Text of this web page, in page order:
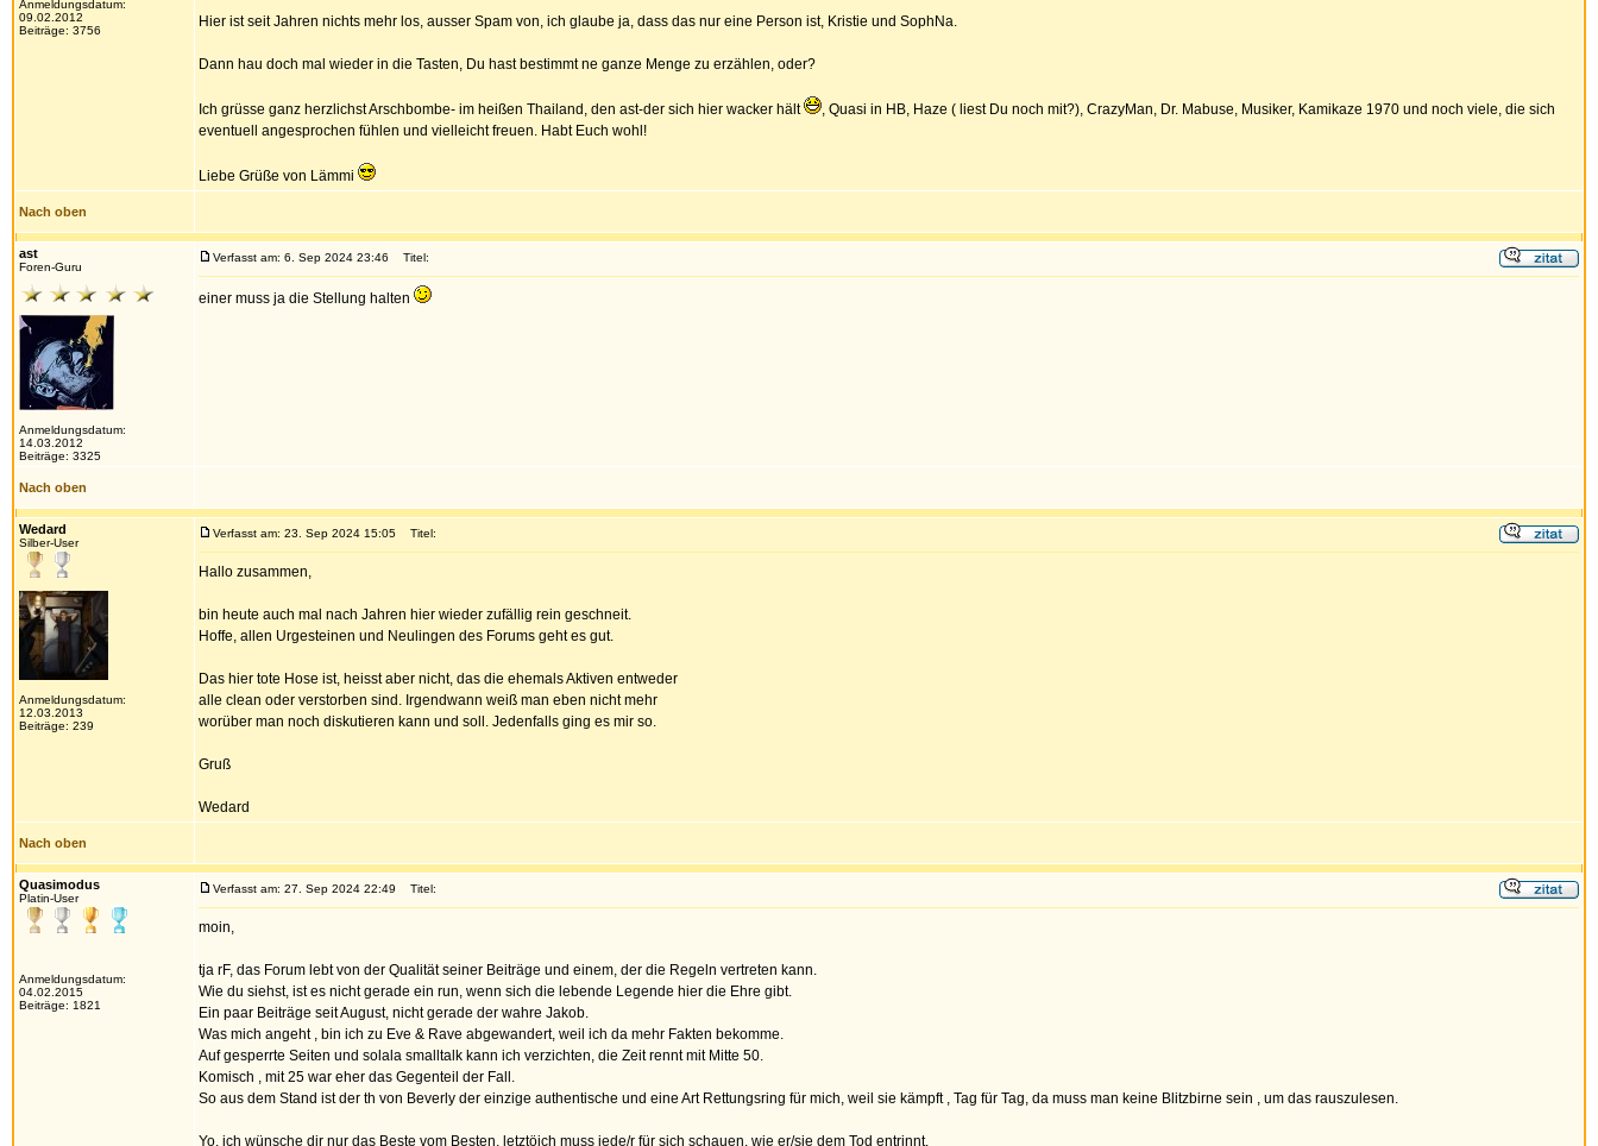
Anmeldungsdatum:
09.02.2012
Beiträge: 3756
Hier ist seit Jahren nichts mehr los, ausser Spam von, ich glaube ja, dass das nur eine Person ist, Kristie und SophNa.
Dann hau doch mal wieder in die Tasten, Du hast bestimmt ne ganze Menge zu erzählen, oder?
Ich grüsse ganz herzlichst Arschbombe- im heißen Thailand, den ast-der sich hier wacker hält
, Quasi in HB, Haze ( liest Du noch mit?), CrazyMan, Dr. Mabuse, Musiker, Kamikaze 1970 und noch viele, die sich
eventuell angesprochen fühlen und vielleicht freuen. Habt Euch wohl!
Liebe Grüße von Lämmi
Nach oben
ast
Foren-Guru
Anmeldungsdatum:
14.03.2012
Beiträge: 3325
Verfasst am: 6. Sep 2024 23:46 Titel:
einer muss ja die Stellung halten
Nach oben
Wedard
Silber-User
Anmeldungsdatum:
12.03.2013
Beiträge: 239
Verfasst am: 23. Sep 2024 15:05 Titel:
Hallo zusammen,
bin heute auch mal nach Jahren hier wieder zufällig rein geschneit.
Hoffe, allen Urgesteinen und Neulingen des Forums geht es gut.
Das hier tote Hose ist, heisst aber nicht, das die ehemals Aktiven entweder
alle clean oder verstorben sind. Irgendwann weiß man eben nicht mehr
worüber man noch diskutieren kann und soll. Jedenfalls ging es mir so.
Gruß
Wedard
Nach oben
Quasimodus
Platin-User
Anmeldungsdatum:
04.02.2015
Beiträge: 1821
Verfasst am: 27. Sep 2024 22:49 Titel:
moin,
tja rF, das Forum lebt von der Qualität seiner Beiträge und einem, der die Regeln vertreten kann.
Wie du siehst, ist es nicht gerade ein run, wenn sich die lebende Legende hier die Ehre gibt.
Ein paar Beiträge seit August, nicht gerade der wahre Jakob.
Was mich angeht , bin ich zu Eve & Rave abgewandert, weil ich da mehr Fakten bekomme.
Auf gesperrte Seiten und solala smalltalk kann ich verzichten, die Zeit rennt mit Mitte 50.
Komisch , mit 25 war eher das Gegenteil der Fall.
So aus dem Stand ist der th von Beverly der einzige authentische und eine Art Rettungsring für mich, weil sie kämpft , Tag für Tag, da muss man keine Blitzbirne sein , um das rauszulesen.
Yo, ich wünsche dir nur das Beste vom Besten, letztöich muss jede/r für sich schauen, wie er/sie dem Tod entrinnt.